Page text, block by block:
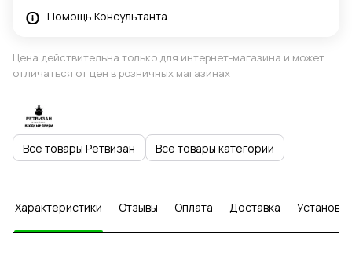
Помощь Консультанта
Цена действительна только для интернет-магазина и может
отличаться от цен в розничных магазинах
Все товары Ретвизан Все товары категории
Характеристики Отзывы Оплата Доставка Установка